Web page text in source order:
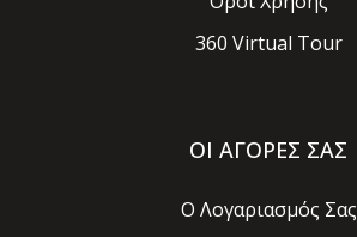
360 Virtual Tour
ΟΙ ΑΓΟΡΕΣ ΣΑΣ
Ο Λογαριασμός Σας